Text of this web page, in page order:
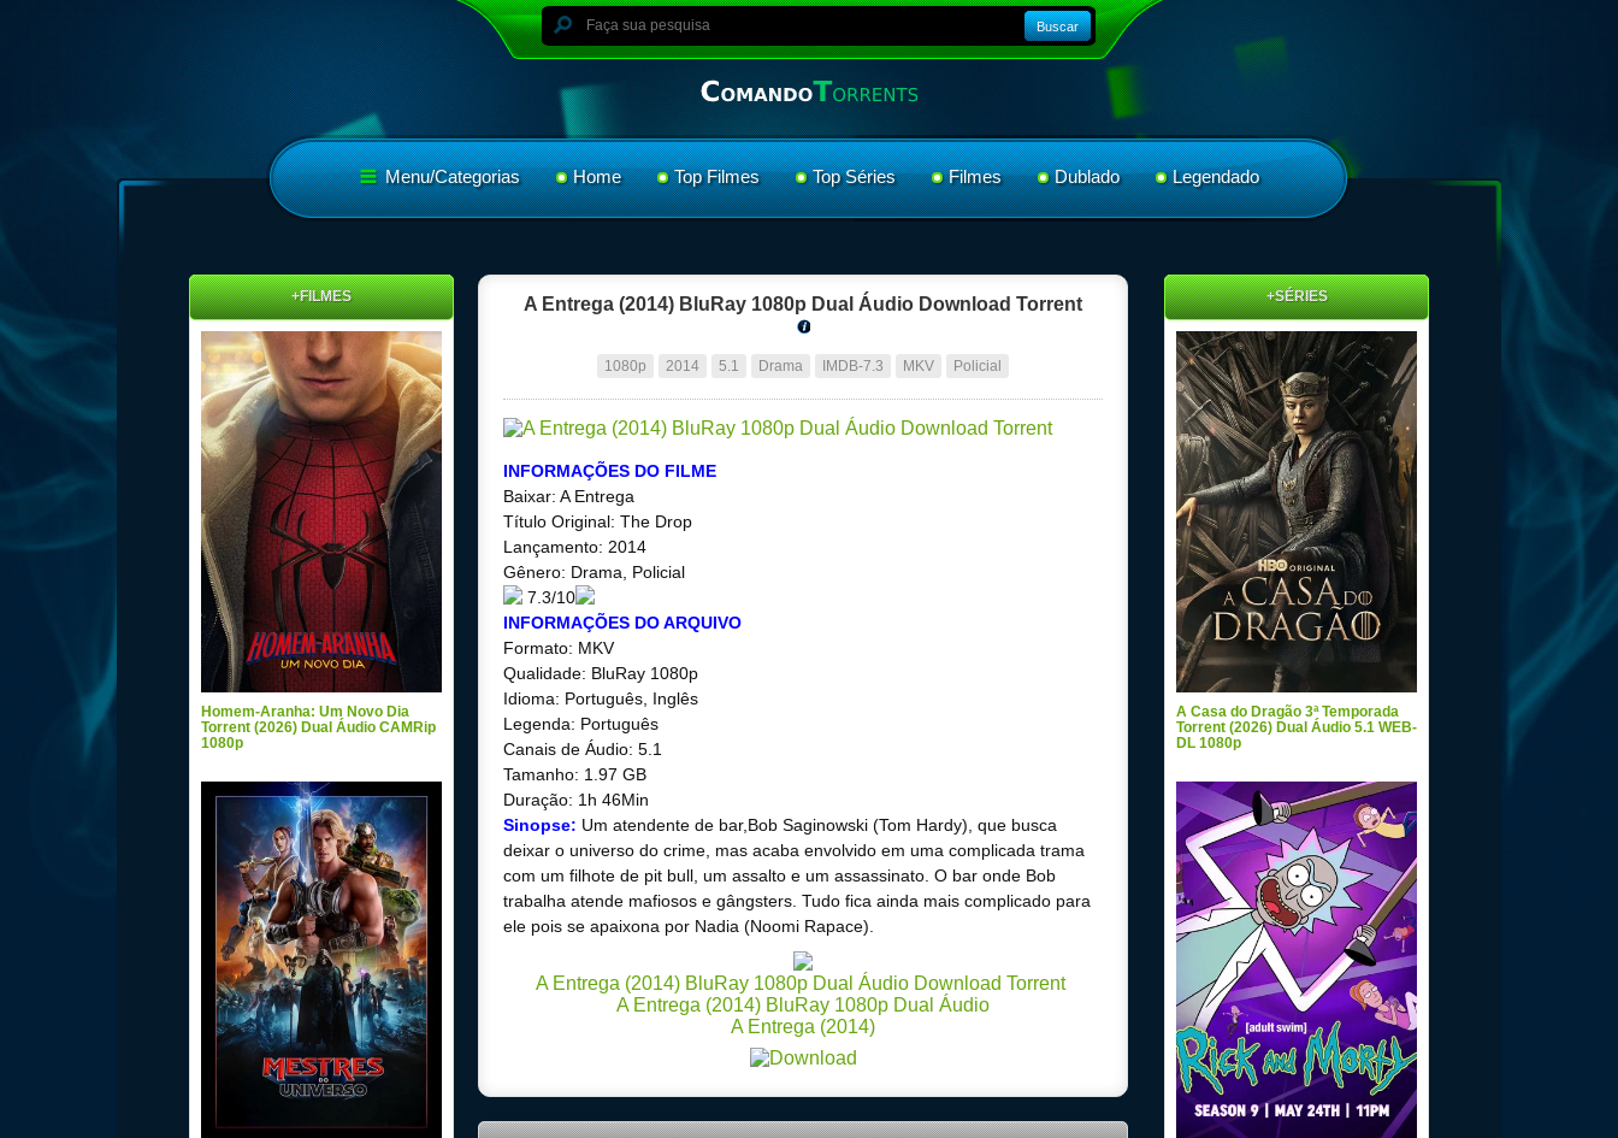
Buscar
Menu/Categorias Home Top Filmes Top Séries Filmes Dublado Legendado
A Entrega (2014) BluRay 1080p Dual Áudio Download Torrent
1080p 2014 5.1 Drama IMDB-7.3 MKV Policial
INFORMAÇÕES DO FILME
Baixar: A Entrega
Título Original: The Drop
Lançamento: 2014
Gênero: Drama, Policial
7.3/10
INFORMAÇÕES DO ARQUIVO
Formato: MKV
Qualidade: BluRay 1080p
Idioma: Português, Inglês
Legenda: Português
Canais de Áudio: 5.1
Tamanho: 1.97 GB
Duração: 1h 46Min
Sinopse: Um atendente de bar,Bob Saginowski (Tom Hardy), que busca
deixar o universo do crime, mas acaba envolvido em uma complicada trama
com um filhote de pit bull, um assalto e um assassinato. O bar onde Bob
trabalha atende mafiosos e gângsters. Tudo fica ainda mais complicado para
ele pois se apaixona por Nadia (Noomi Rapace).
A Entrega (2014) BluRay 1080p Dual Áudio Download Torrent
A Entrega (2014) BluRay 1080p Dual Áudio
A Entrega (2014)
+FILMES
Homem-Aranha: Um Novo Dia
Torrent (2026) Dual Áudio CAMRip
1080p
+SÉRIES
A Casa do Dragão 3ª Temporada
Torrent (2026) Dual Áudio 5.1 WEB-
DL 1080p